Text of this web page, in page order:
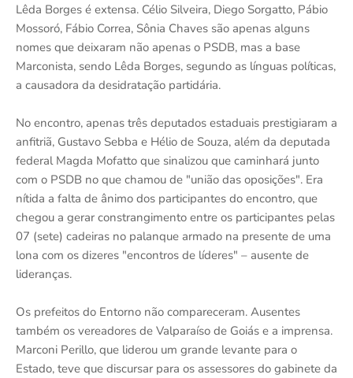
Lêda Borges é extensa. Célio Silveira, Diego Sorgatto, Pábio
Mossoró, Fábio Correa, Sônia Chaves são apenas alguns
nomes que deixaram não apenas o PSDB, mas a base
Marconista, sendo Lêda Borges, segundo as línguas políticas,
a causadora da desidratação partidária.
No encontro, apenas três deputados estaduais prestigiaram a
anfitriã, Gustavo Sebba e Hélio de Souza, além da deputada
federal Magda Mofatto que sinalizou que caminhará junto
com o PSDB no que chamou de "união das oposições". Era
nítida a falta de ânimo dos participantes do encontro, que
chegou a gerar constrangimento entre os participantes pelas
07 (sete) cadeiras no palanque armado na presente de uma
lona com os dizeres "encontros de líderes" – ausente de
lideranças.
Os prefeitos do Entorno não compareceram. Ausentes
também os vereadores de Valparaíso de Goiás e a imprensa.
Marconi Perillo, que liderou um grande levante para o
Estado, teve que discursar para os assessores do gabinete da